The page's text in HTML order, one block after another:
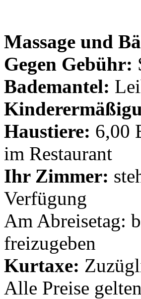
Massage und
Gegen Gebühr:
Bademantel:
Haustiere: 6,00
im Restaurant
Ihr Zimmer:
Verfügung
Am Abreisetag:
freizugeben
Kurtaxe:
Alle Preise